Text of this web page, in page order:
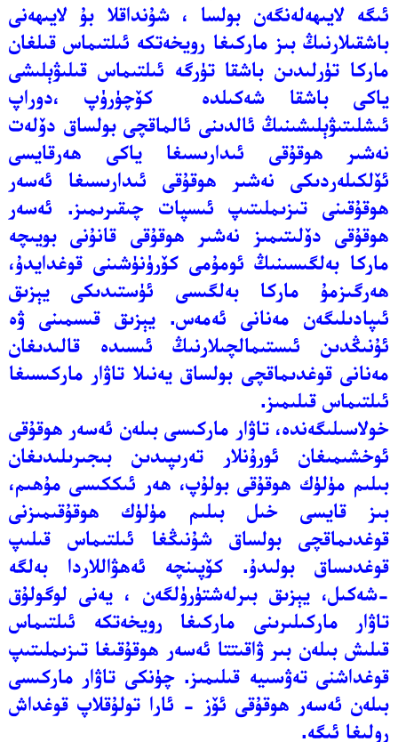
ئىگە لايىھەلەنگەن بولسا ، شۇنداقلا بۇ لايىھەنى
باشقىلارنىڭ بىز ماركىغا رويخەتكە ئىلتىماس قىلغان
ماركا تۈرلىدىن باشقا تۈرگە ئىلتىماس قىلىۋېلىشى
ياكى باشقا شەكىلدە كۆچۈرۈپ ،دوراپ
ئىشلىتىۋېلىشىنىڭ ئالدىنى ئالماقچى بولساق دۆلەت
نەشىر ھوقۇقى ئىدارىسىغا ياكى ھەرقايسى
ئۆلكىلەردىكى نەشىر ھوقۇقى ئىدارىسىغا ئەسەر
ھوقۇقىنى تىزىملىتىپ ئىسپات چىقىرىمىز. ئەسەر
ھوقۇقى دۆلىتىمىز نەشىر ھوقۇقى قانۇنى بويىچە
ماركا بەلگىسىنىڭ ئومۇمى كۆرۈنۈشىنى قوغدايدۇ،
ھەرگىزمۇ ماركا بەلگىسى ئۈستىدىكى يېزىق
ئىپادىلىگەن مەنانى ئەمەس. يېزىق قىسمىنى ۋە
ئۇنىڭدىن ئىستىمالچىلارنىڭ ئىسىدە قالىدىغان
مەنانى قوغدىماقچى بولساق يەنىلا تاۋار ماركىسىغا
ئىلتىماس قىلىمىز.
خولاسىلىگەندە، تاۋار ماركىسى بىلەن ئەسەر ھوقۇقى
ئوخشىمىغان ئورۇنلار تەرىپىدىن بىجىرىلىدىغان
بىلىم مۈلۈك ھوقۇقى بولۇپ، ھەر ئىككىسى مۇھىم،
بىز قايسى خىل بىلىم مۈلۈك ھوقۇقىمىزنى
قوغدىماقچى بولساق شۇنىڭغا ئىلتىماس قىلىپ
قوغدىساق بولىدۇ. كۆپىنچە ئەھۋاللاردا بەلگە
-شەكىل، يېزىق بىرلەشتۈرۈلگەن ، يەنى لوگولۇق
تاۋار ماركىلىرىنى ماركىغا رويخەتكە ئىلتىماس
قىلىش بىلەن بىر ۋاقىتتا ئەسەر ھوقۇقىغا تىزىملىتىپ
قوغداشنى تەۋسىيە قىلىمىز. چۈنكى تاۋار ماركىسى
بىلەن ئەسەر ھوقۇقى ئۆز - ئارا تولۇقلاپ قوغداش
رولىغا ئىگە.